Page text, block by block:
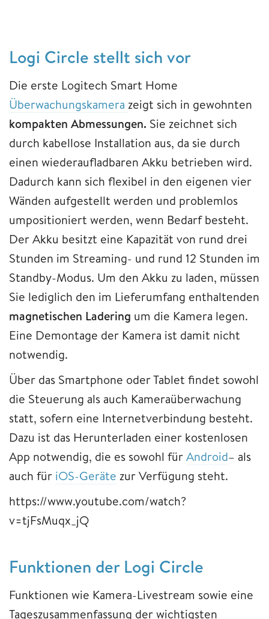
Logi Circle stellt sich vor
Die erste Logitech Smart Home
Überwachungskamera zeigt sich in gewohnten
kompakten Abmessungen. Sie zeichnet sich
durch kabellose Installation aus, da sie durch
einen wiederaufladbaren Akku betrieben wird.
Dadurch kann sich flexibel in den eigenen vier
Wänden aufgestellt werden und problemlos
umpositioniert werden, wenn Bedarf besteht.
Der Akku besitzt eine Kapazität von rund drei
Stunden im Streaming- und rund 12 Stunden im
Standby-Modus. Um den Akku zu laden, müssen
Sie lediglich den im Lieferumfang enthaltenden
magnetischen Ladering um die Kamera legen.
Eine Demontage der Kamera ist damit nicht
notwendig.
Über das Smartphone oder Tablet findet sowohl
die Steuerung als auch Kameraüberwachung
statt, sofern eine Internetverbindung besteht.
Dazu ist das Herunterladen einer kostenlosen
App notwendig, die es sowohl fürAndroid– als
auch für iOS-Geräte zur Verfügung steht.
https://www.youtube.com/watch?
v=tjFsMuqx_jQ
Funktionen der Logi Circle
Funktionen wie Kamera-Livestream sowie eine
Tageszusammenfassung der wichtigsten